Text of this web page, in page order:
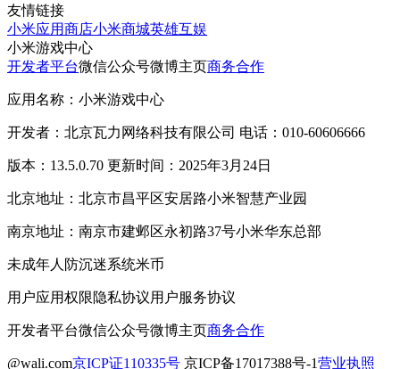
友情链接
小米应用商店小米商城英雄互娱
小米游戏中心
开发者平台微信公众号微博主页商务合作
应用名称：小米游戏中心
开发者：北京瓦力网络科技有限公司 电话：010-60606666
版本：13.5.0.70 更新时间：2025年3月24日
北京地址：北京市昌平区安居路小米智慧产业园
南京地址：南京市建邺区永初路37号小米华东总部
未成年人防沉迷系统米币
用户应用权限隐私协议用户服务协议
开发者平台微信公众号微博主页商务合作
@wali.com京ICP证110335号 京ICP备17017388号-1营业执照